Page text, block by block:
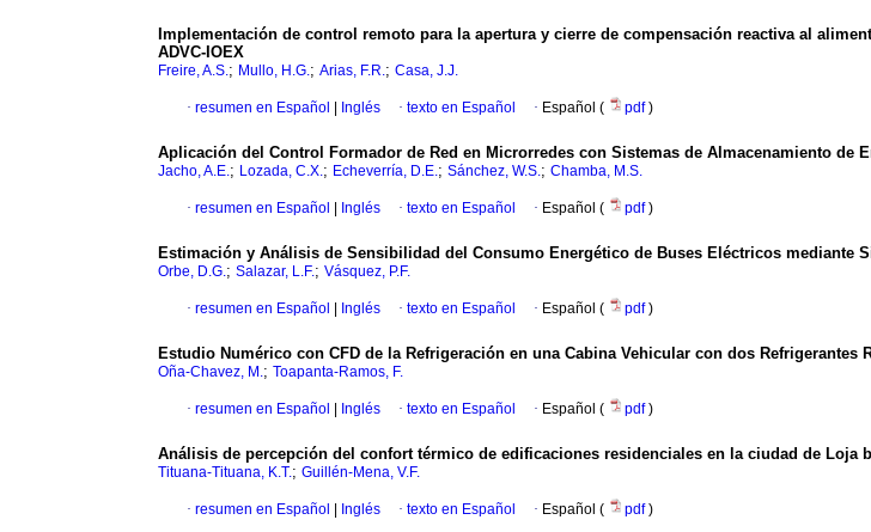
Implementación de control remoto para la apertura y cierre de compensación reactiva al
ADVC-IOEX
Freire, A.S.; Mullo, H.G.; Arias, F.R.; Casa, J.J.
· resumen en Español Inglés · texto en Español · Español ( pdf)
Aplicación del Control Formador de Red en Microrredes con Sistemas de Almacenamiento de
Jacho, A.E.; Lozada, C.X.; Echeverría, D.E.; Sánchez, W.S.; Chamba, M.S.
· resumen en Español Inglés · texto en Español · Español ( pdf)
Estimación y Análisis de Sensibilidad del Consumo Energético de Buses Eléctricos mediante
Orbe, D.G.; Salazar, L.F.; Vásquez, P.F.
· resumen en Español Inglés · texto en Español · Español ( pdf)
Estudio Numérico con CFD de la Refrigeración en una Cabina Vehicular con dos Refrigerantes
Oña-Chavez, M.; Toapanta-Ramos, F.
· resumen en Español Inglés · texto en Español · Español ( pdf)
Análisis de percepción del confort térmico de edificaciones residenciales en la ciudad de Loja
Tituana-Tituana, K.T.; Guillén-Mena, V.F.
· resumen en Español Inglés · texto en Español · Español ( pdf)